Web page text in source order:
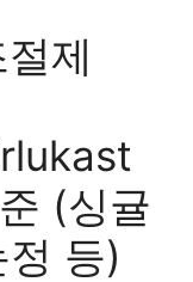
제
(싱귤
등)